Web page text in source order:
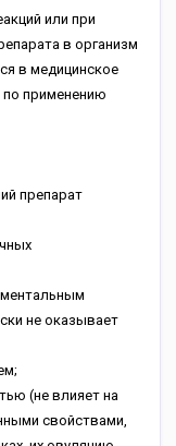
или при
в организм
в медицинское
по применению
препарат
не оказывает
(не влияет на
свойствами,